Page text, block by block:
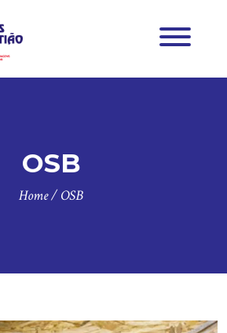
OSB
Home/ OSB